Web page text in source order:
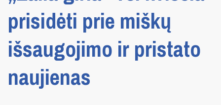
prisidėti prie miškų
išsaugojimo ir pristato
naujienas